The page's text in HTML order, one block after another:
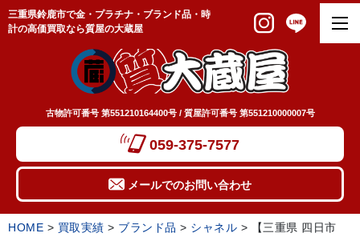
三重県鈴鹿市で金・プラチナ・ブランド品・時
計の高価買取なら質屋の大蔵屋
古物許可番号 第551210164400号 / 質屋許可番号 第551210000007号
059-375-7577
メールでのお問い合わせ
HOME > 買取実績 > ブランド品 > シャネル >
【三重県 四日市